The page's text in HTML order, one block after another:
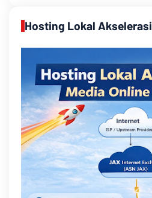
Hosting Lokal Akselerasi